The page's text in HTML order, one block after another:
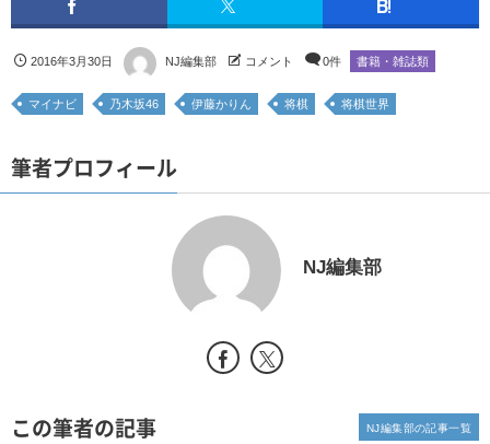
2016年3月30日 NJ編集部 コメント 0件 書籍・雑誌類
マイナビ 乃木坂46 伊藤かりん 将棋 将棋世界
筆者プロフィール
NJ編集部
この筆者の記事 NJ編集部の記事一覧